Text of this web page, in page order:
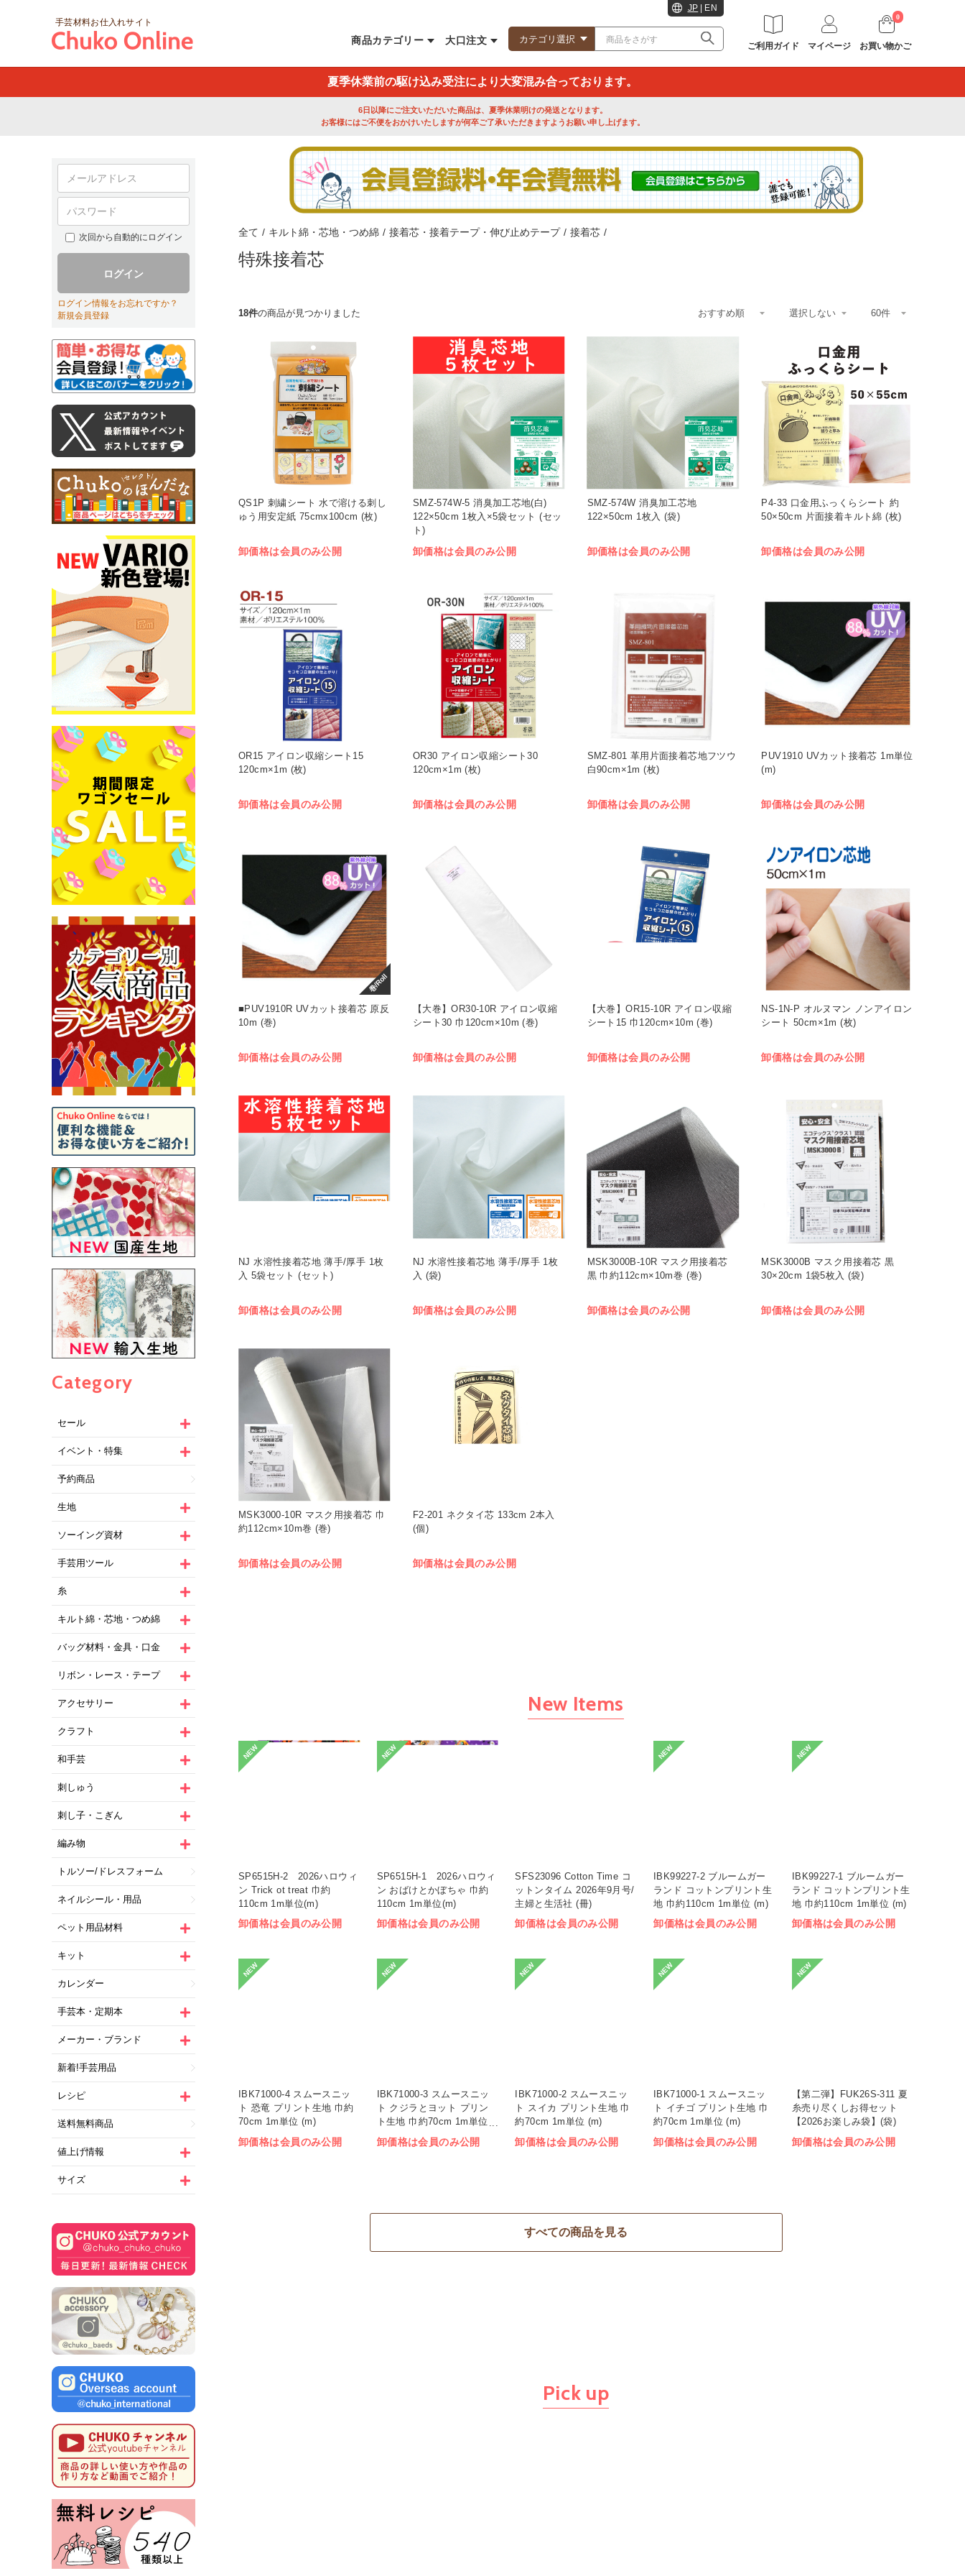
手芸材料お仕入れサイト
商品カテゴリー 大口注文
JP EN
ご利用ガイド マイページ
0
お買い物かご
夏季休業前の駆け込み受注により大変混み合っております。
6日以降にご注文いただいた商品は、夏季休業明けの発送となります。
お客様にはご不便をおかけいたしますが何卒ご了承いただきますようお願い申し上げます。
次回から自動的にログイン
ログイン
ログイン情報をお忘れですか？
新規会員登録
Category
セール
イベント・特集
予約商品
生地
ソーイング資材
手芸用ツール
糸
キルト綿・芯地・つめ綿
バッグ材料・金具・口金
リボン・レース・テープ
アクセサリー
クラフト
和手芸
刺しゅう
刺し子・こぎん
編み物
トルソー/ドレスフォーム
ネイルシール・用品
ペット用品材料
キット
カレンダー
手芸本・定期本
メーカー・ブランド
新着!手芸用品
レシピ
送料無料商品
値上げ情報
サイズ
全て / キルト綿・芯地・つめ綿 / 接着芯・接着テープ・伸び止めテープ / 接着芯 /
特殊接着芯
18件の商品が見つかりました
QS1P 刺繍シート 水で溶ける刺し
ゅう用安定紙 75cmx100cm (枚)
卸価格は会員のみ公開
SMZ-574W-5 消臭加工芯地(白)
122×50cm 1枚入×5袋セット (セッ
ト)
卸価格は会員のみ公開
SMZ-574W 消臭加工芯地
122×50cm 1枚入 (袋)
卸価格は会員のみ公開
P4-33 口金用ふっくらシート 約
50×50cm 片面接着キルト綿 (枚)
卸価格は会員のみ公開
OR15 アイロン収縮シート15
120cm×1m (枚)
卸価格は会員のみ公開
OR30 アイロン収縮シート30
120cm×1m (枚)
卸価格は会員のみ公開
SMZ-801 革用片面接着芯地フツウ
白90cm×1m (枚)
卸価格は会員のみ公開
PUV1910 UVカット接着芯 1m単位
(m)
卸価格は会員のみ公開
巻/Roll
■PUV1910R UVカット接着芯 原反
10m (巻)
卸価格は会員のみ公開
【大巻】OR30-10R アイロン収縮
シート30 巾120cm×10m (巻)
卸価格は会員のみ公開
【大巻】OR15-10R アイロン収縮
シート15 巾120cm×10m (巻)
卸価格は会員のみ公開
NS-1N-P オルヌマン ノンアイロン
シート 50cm×1m (枚)
卸価格は会員のみ公開
NJ 水溶性接着芯地 薄手/厚手 1枚
入 5袋セット (セット)
卸価格は会員のみ公開
NJ 水溶性接着芯地 薄手/厚手 1枚
入 (袋)
卸価格は会員のみ公開
MSK3000B-10R マスク用接着芯
黒 巾約112cm×10m巻 (巻)
卸価格は会員のみ公開
MSK3000B マスク用接着芯 黒
30×20cm 1袋5枚入 (袋)
卸価格は会員のみ公開
MSK3000-10R マスク用接着芯 巾
約112cm×10m巻 (巻)
卸価格は会員のみ公開
F2-201 ネクタイ芯 133cm 2本入
(個)
卸価格は会員のみ公開
New Items
NEW
SP6515H-2 2026ハロウィ
ン Trick ot treat 巾約
110cm 1m単位(m)
卸価格は会員のみ公開
NEW
SP6515H-1 2026ハロウィ
ン おばけとかぼちゃ 巾約
110cm 1m単位(m)
卸価格は会員のみ公開
SFS23096 Cotton Time コ
ットンタイム 2026年9月号/
主婦と生活社 (冊)
卸価格は会員のみ公開
NEW
IBK99227-2 ブルームガー
ランド コットンプリント生
地 巾約110cm 1m単位 (m)
卸価格は会員のみ公開
NEW
IBK99227-1 ブルームガー
ランド コットンプリント生
地 巾約110cm 1m単位 (m)
卸価格は会員のみ公開
NEW
IBK71000-4 スムースニッ
ト 恐竜 プリント生地 巾約
70cm 1m単位 (m)
卸価格は会員のみ公開
NEW
IBK71000-3 スムースニッ
ト クジラとヨット プリン
ト生地 巾約70cm 1m単位
(m)
卸価格は会員のみ公開
NEW
IBK71000-2 スムースニッ
ト スイカ プリント生地 巾
約70cm 1m単位 (m)
卸価格は会員のみ公開
NEW
IBK71000-1 スムースニッ
ト イチゴ プリント生地 巾
約70cm 1m単位 (m)
卸価格は会員のみ公開
NEW
【第二弾】FUK26S-311 夏
糸売り尽くしお得セット
【2026お楽しみ袋】(袋)
卸価格は会員のみ公開
すべての商品を見る
Pick up